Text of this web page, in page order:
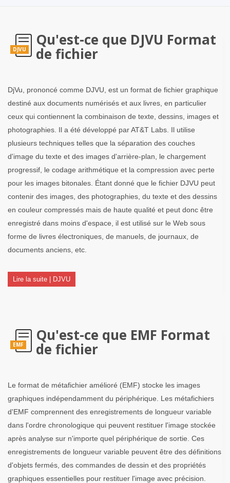
DJVU
Qu'est-ce que DJVU Format
de fichier
DjVu, prononcé comme DJVU, est un format de fichier graphique
destiné aux documents numérisés et aux livres, en particulier
ceux qui contiennent la combinaison de texte, dessins, images et
photographies. Il a été développé par AT&T Labs. Il utilise
plusieurs techniques telles que la séparation des couches
d'image du texte et des images d'arrière-plan, le chargement
progressif, le codage arithmétique et la compression avec perte
pour les images bitonales. Étant donné que le fichier DJVU peut
contenir des images, des photographies, du texte et des dessins
en couleur compressés mais de haute qualité et peut donc être
enregistré dans moins d'espace, il est utilisé sur le Web sous
forme de livres électroniques, de manuels, de journaux, de
documents anciens, etc.
Lire la suite | DJVU
EMF
Qu'est-ce que EMF Format
de fichier
Le format de métafichier amélioré (EMF) stocke les images
graphiques indépendamment du périphérique. Les métafichiers
d'EMF comprennent des enregistrements de longueur variable
dans l'ordre chronologique qui peuvent restituer l'image stockée
après analyse sur n'importe quel périphérique de sortie. Ces
enregistrements de longueur variable peuvent être des définitions
d'objets fermés, des commandes de dessin et des propriétés
graphiques essentielles pour restituer l'image avec précision.